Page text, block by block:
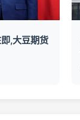
,大豆期货